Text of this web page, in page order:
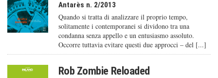
Antarès n. 2/2013
Quando si tratta di analizzare il proprio tempo,
solitamente i contemporanei si dividono tra una
condanna senza appello e un entusiasmo assoluto.
Occorre tuttavia evitare questi due approcci – del [...]
Rob Zombie Reloaded